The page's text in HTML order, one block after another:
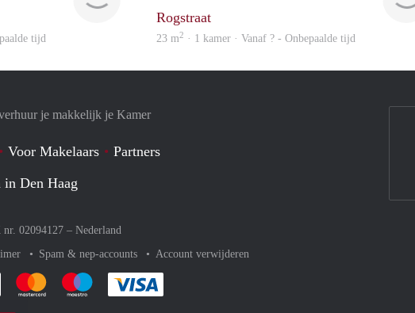
tijd
Rogstraat
23 m2 · 1 kamer · Vanaf ? - Onbepaalde tijd
je makkelijk je Kamer
Voor Makelaars
Partners
in Den Haag
02094127 – Nederland
Spam & nep-accounts Account verwijderen
Je rekent gemakkelijk af met Paypal
Je rekent gemakkelijk af met Mastercard
Je rekent gemakkelijk af met Meastro